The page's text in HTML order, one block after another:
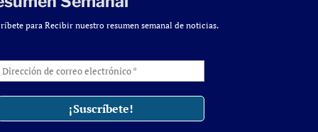
para Recibir nuestro resumen semanal de noticias.